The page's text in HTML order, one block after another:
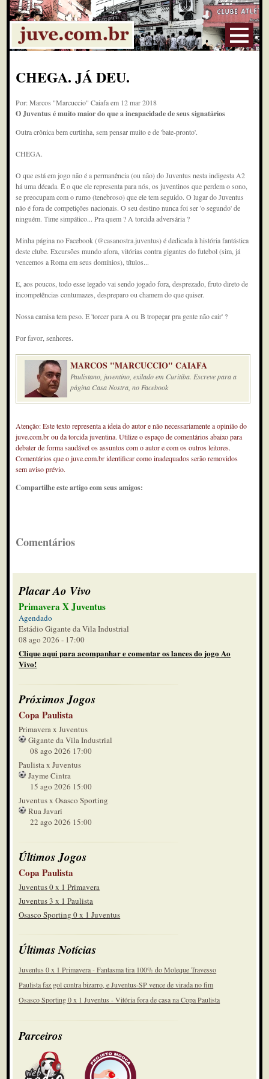
CHEGA. JÁ DEU.
Por: Marcos "Marcuccio" Caiafa em 12 mar 2018
O Juventus é muito maior do que a incapacidade de seus signatários
Outra crônica bem curtinha, sem pensar muito e de 'bate-pronto'.
CHEGA.
O que está em jogo não é a permanência (ou não) do Juventus nesta indigesta A2
há uma década. É o que ele representa para nós, os juventinos que perdem o sono,
se preocupam com o rumo (tenebroso) que ele tem seguido. O lugar do Juventus
não é fora de competições nacionais. O seu destino nunca foi ser 'o segundo' de
ninguém. Time simpático... Pra quem ? A torcida adversária ?
Minha página no Facebook (@casanostra.juventus) é dedicada à história fantástica
deste clube. Excursões mundo afora, vitórias contra gigantes do futebol (sim, já
vencemos a Roma em seus domínios), títulos...
E, aos poucos, todo esse legado vai sendo jogado fora, desprezado, fruto direto de
incompetências contumazes, despreparo ou chamem do que quiser.
Nossa camisa tem peso. E 'torcer para A ou B tropeçar pra gente não cair' ?
Por favor, senhores.
MARCOS "MARCUCCIO" CAIAFA
Paulistano, juventino, exilado em Curitiba. Escreve para a
página Casa Nostra, no Facebook
Atenção: Este texto representa a ideia do autor e não necessariamente a opinião do
juve.com.br ou da torcida juventina. Utilize o espaço de comentários abaixo para
debater de forma saudável os assuntos com o autor e com os outros leitores.
Comentários que o juve.com.br identificar como inadequados serão removidos
sem aviso prévio.
Compartilhe este artigo com seus amigos:
Comentários
Placar Ao Vivo
Primavera X Juventus
Agendado
Estádio Gigante da Vila Industrial
08 ago 2026 - 17:00
Clique aqui para acompanhar e comentar os lances do jogo Ao
Vivo!
Próximos Jogos
Copa Paulista
Primavera x Juventus
Gigante da Vila Industrial
08 ago 2026 17:00
Paulista x Juventus
Jayme Cintra
15 ago 2026 15:00
Juventus x Osasco Sporting
Rua Javari
22 ago 2026 15:00
Últimos Jogos
Copa Paulista
Juventus 0 x 1 Primavera
Juventus 3 x 1 Paulista
Osasco Sporting 0 x 1 Juventus
Últimas Notícias
Juventus 0 x 1 Primavera - Fantasma tira 100% do Moleque Travesso
Paulista faz gol contra bizarro, e Juventus-SP vence de virada no fim
Osasco Sporting 0 x 1 Juventus - Vitória fora de casa na Copa Paulista
Parceiros